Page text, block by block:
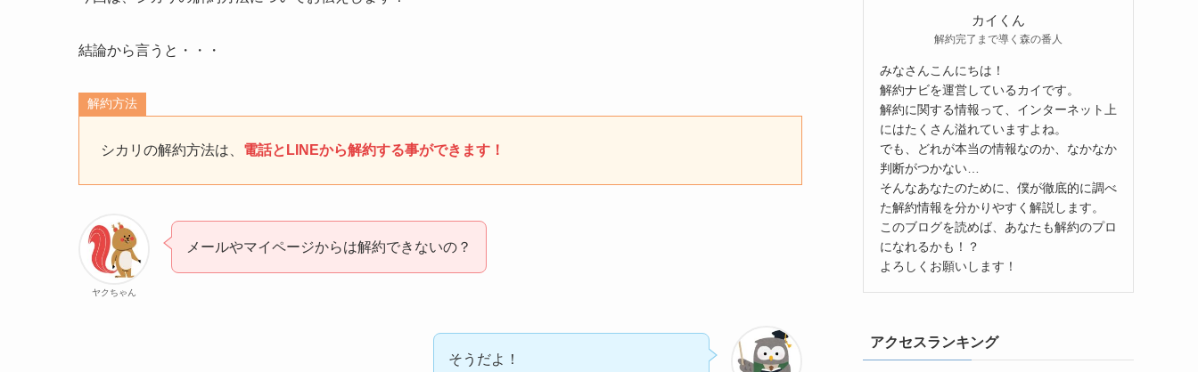
結論から言うと・・・
解約方法
シカリの解約方法は、 電話とLINEから解約する事ができます！
ヤクちゃん
メールやマイページからは解約できないの？
そうだよ！
カイくん
解約完了まで導く森の番人
みなさんこんにちは！
解約ナビを運営しているカイです。
解約に関する情報って、インターネット上
にはたくさん溢れていますよね。
でも、どれが本当の情報なのか、なかなか
判断がつかない…
そんなあなたのために、僕が徹底的に調べ
た解約情報を分かりやすく解説します。
このブログを読めば、あなたも解約のプロ
になれるかも！？
よろしくお願いします！
アクセスランキング